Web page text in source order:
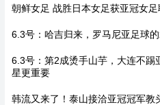
朝鲜女足 战胜日本女足获亚冠女
6.3号：哈吉归来，罗马尼亚足球
6.3号：第2成烫手山芋，大连不踢
星更重要
韩流又来了！泰山接洽亚冠冠军教